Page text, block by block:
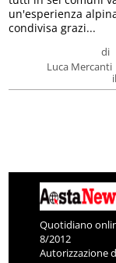
di
Luca Mercanti
un'esperienza
condivisa grazi...
Quotidiano
8/2012
Autorizzazione